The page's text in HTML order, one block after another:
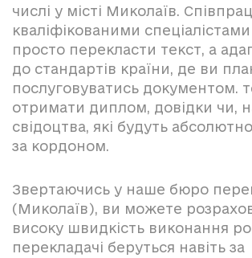
числі у місті Миколаїв.
кваліфікованими
просто перекласти текст, а
до стандартів країни, де ви
послуговуватись документом.
отримати диплом, довідки чи,
свідоцтва, які будуть
за кордоном.
Звертаючись у наше бюро
(Миколаїв), ви можете
високу швидкість виконання
перекладачі беруться навіть за